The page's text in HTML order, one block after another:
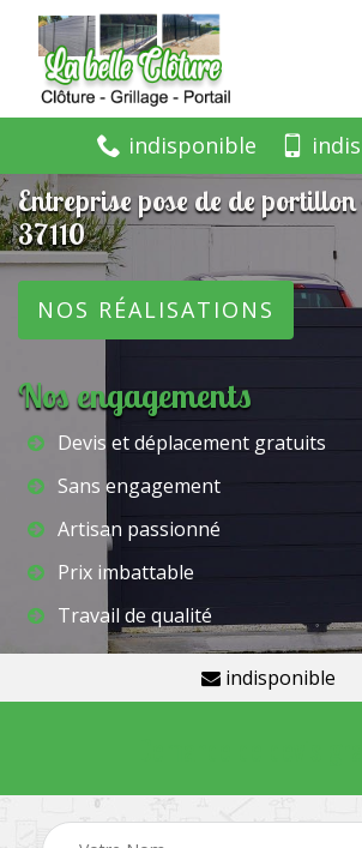
indisponible
Entreprise pose de de
37110
NOS RÉALISATIONS
Nos engagements
Devis et déplacement gratuits
Sans engagement
Artisan passionné
Prix imbattable
Travail de qualité
indisponible